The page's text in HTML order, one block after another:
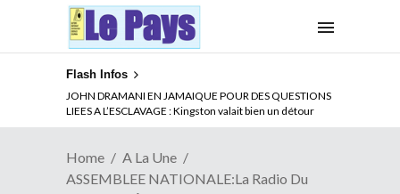
Flash Infos
JOHN DRAMANI EN JAMAIQUE POUR DES QUESTIONS
LIEES A L’ESCLAVAGE : Kingston valait bien un détour
ABSENCE PROLONGEE DE PAUL BIYA DU CAMEROUN :
Qui pilote le Cameroun ?
Home
A La Une
ASSEMBLEE NATIONALE:La Radio Du